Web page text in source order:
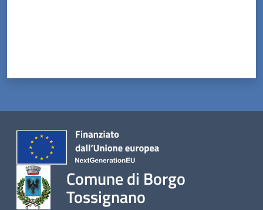
Comune di Borgo
Tossignano